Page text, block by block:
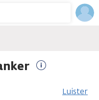
informatie
Luister